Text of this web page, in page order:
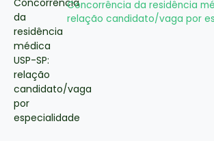
Concorrência da residência
relação candidato/vaga por